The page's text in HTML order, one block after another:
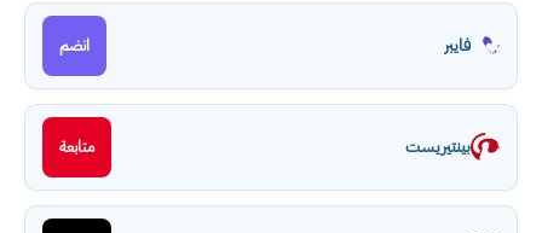
فايبر انضم
بينتيريست متابعة